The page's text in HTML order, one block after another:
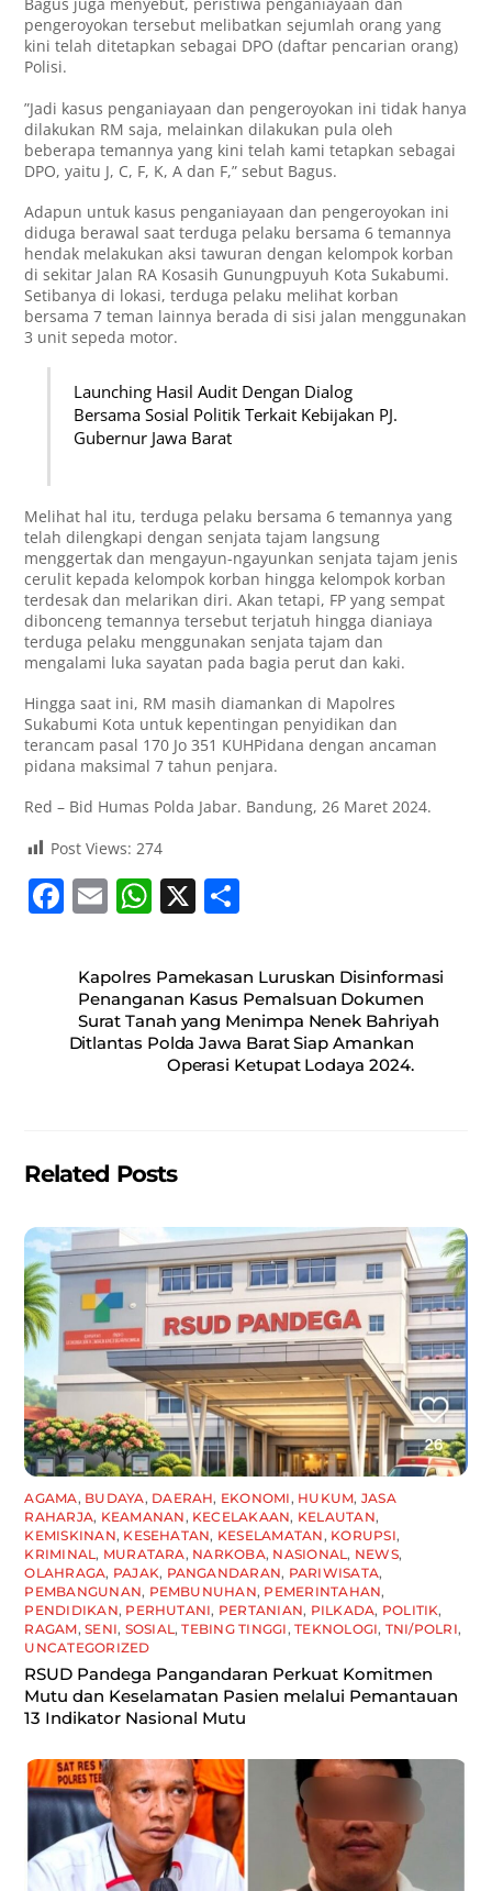
Bagus juga menyebut, peristiwa penganiayaan dan
pengeroyokan tersebut melibatkan sejumlah orang yang
kini telah ditetapkan sebagai DPO (daftar pencarian orang)
Polisi.
”Jadi kasus penganiayaan dan pengeroyokan ini tidak hanya
dilakukan RM saja, melainkan dilakukan pula oleh
beberapa temannya yang kini telah kami tetapkan sebagai
DPO, yaitu J, C, F, K, A dan F,” sebut Bagus.
Adapun untuk kasus penganiayaan dan pengeroyokan ini
diduga berawal saat terduga pelaku bersama 6 temannya
hendak melakukan aksi tawuran dengan kelompok korban
di sekitar Jalan RA Kosasih Gunungpuyuh Kota Sukabumi.
Setibanya di lokasi, terduga pelaku melihat korban
bersama 7 teman lainnya berada di sisi jalan menggunakan
3 unit sepeda motor.
Launching Hasil Audit Dengan Dialog
Bersama Sosial Politik Terkait Kebijakan PJ.
Gubernur Jawa Barat
Melihat hal itu, terduga pelaku bersama 6 temannya yang
telah dilengkapi dengan senjata tajam langsung
menggertak dan mengayun-ngayunkan senjata tajam jenis
cerulit kepada kelompok korban hingga kelompok korban
terdesak dan melarikan diri. Akan tetapi, FP yang sempat
dibonceng temannya tersebut terjatuh hingga dianiaya
terduga pelaku menggunakan senjata tajam dan
mengalami luka sayatan pada bagia perut dan kaki.
Hingga saat ini, RM masih diamankan di Mapolres
Sukabumi Kota untuk kepentingan penyidikan dan
terancam pasal 170 Jo 351 KUHPidana dengan ancaman
pidana maksimal 7 tahun penjara.
Red – Bid Humas Polda Jabar. Bandung, 26 Maret 2024.
Post Views: 274
F
c
e
b
E
ai
l
W
at
s
A
p
X
ar
e
Kapolres Pamekasan Luruskan Disinformasi
Penanganan Kasus Pemalsuan Dokumen
Surat Tanah yang Menimpa Nenek Bahriyah
Ditlantas Polda Jawa Barat Siap Amankan
Operasi Ketupat Lodaya 2024.
Related Posts
AGAMA, BUDAYA, DAERAH, EKONOMI, HUKUM, JASA
RAHARJA, KEAMANAN, KECELAKAAN, KELAUTAN,
KEMISKINAN, KESEHATAN, KESELAMATAN, KORUPSI,
KRIMINAL, MURATARA, NARKOBA, NASIONAL, NEWS,
OLAHRAGA, PAJAK, PANGANDARAN, PARIWISATA,
PEMBANGUNAN, PEMBUNUHAN, PEMERINTAHAN,
PENDIDIKAN, PERHUTANI, PERTANIAN, PILKADA, POLITIK,
RAGAM,SENI, SOSIAL,TEBING TINGGI,TEKNOLOGI, TNI/POLRI,
UNCATEGORIZED
RSUD Pandega Pangandaran Perkuat Komitmen
Mutu dan Keselamatan Pasien melalui Pemantauan
13 Indikator Nasional Mutu